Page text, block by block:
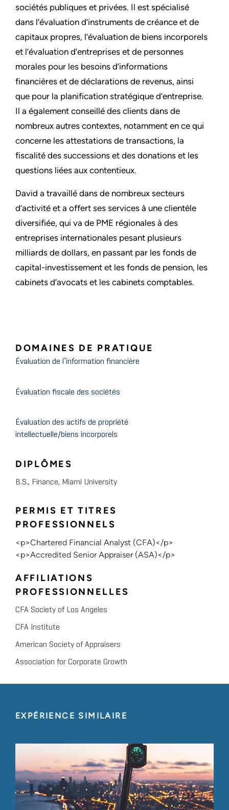
sociétés publiques et privées. Il est spécialisé
dans l’évaluation d’instruments de créance et de
capitaux propres, l’évaluation de biens incorporels
et l’évaluation d’entreprises et de personnes
morales pour les besoins d’informations
financières et de déclarations de revenus, ainsi
que pour la planification stratégique d’entreprise.
Il a également conseillé des clients dans de
nombreux autres contextes, notamment en ce qui
concerne les attestations de transactions, la
fiscalité des successions et des donations et les
questions liées aux contentieux.
David a travaillé dans de nombreux secteurs
d’activité et a offert ses services à une clientèle
diversifiée, qui va de PME régionales à des
entreprises internationales pesant plusieurs
milliards de dollars, en passant par les fonds de
capital-investissement et les fonds de pension, les
cabinets d’avocats et les cabinets comptables.
DOMAINES DE PRATIQUE
Évaluation de l’information financière
Évaluation fiscale des sociétés
Évaluation des actifs de propriété
intellectuelle/biens incorporels
DIPLÔMES
B.S., Finance, Miami University
PERMIS ET TITRES
PROFESSIONNELS
<p>Chartered Financial Analyst (CFA)</p>
<p>Accredited Senior Appraiser (ASA)</p>
AFFILIATIONS
PROFESSIONNELLES
CFA Society of Los Angeles
CFA Institute
American Society of Appraisers
Association for Corporate Growth
EXPÉRIENCE SIMILAIRE